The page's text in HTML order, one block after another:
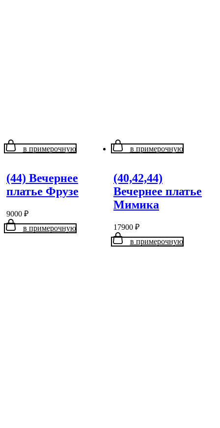
в примерочную
(44) Вечернее
платье Фрузе
9000 ₽
в примерочную
в примерочную
(40,42,44)
Вечернее платье
Мимика
17900 ₽
в примерочную